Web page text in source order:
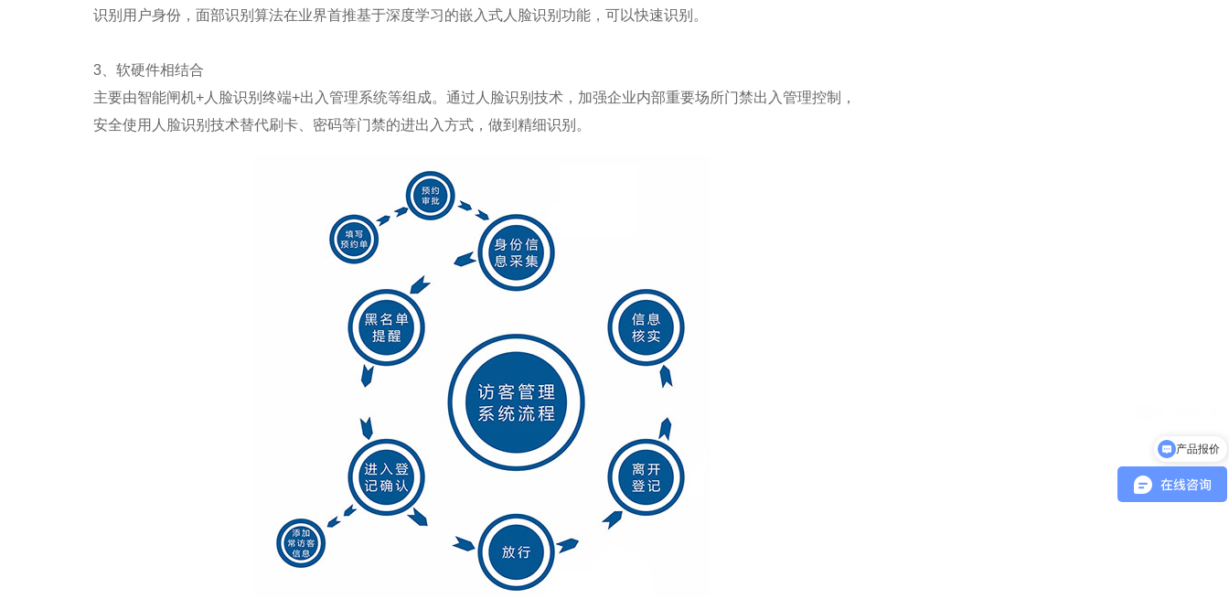
识别用户身份，面部识别算法在业界首推基于深度学习的嵌入式人脸识别功能，可以快速识别。
3、软硬件相结合
主要由智能闸机+人脸识别终端+出入管理系统等组成。通过人脸识别技术，加强企业内部重要场所门禁出入管理控制，
安全使用人脸识别技术替代刷卡、密码等门禁的进出入方式，做到精细识别。
产品报价